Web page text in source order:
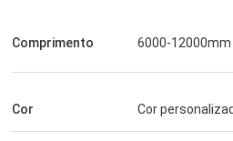
Os bons membros da equipe oferecem
grande trabalho!
Comprimento 6000-12000mm
Cor Cor